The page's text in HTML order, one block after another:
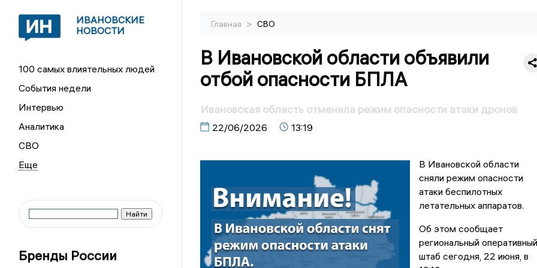
ИВАНОВСКИЕ
НОВОСТИ
100 самых влиятельных людей
События недели
Интервью
Аналитика
СВО
Бренды России
Главная > СВО
В Ивановской области объявили
отбой опасности БПЛА
Ивановская область отменила режим опасности атаки дронов
22/06/2026 13:19
В Ивановской области
сняли режим опасности
атаки беспилотных
летательных аппаратов.
Об этом сообщает
региональный оперативный
штаб сегодня, 22 июня, в